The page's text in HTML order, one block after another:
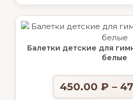
Балетки детские для
белые
450.00 ₽ –